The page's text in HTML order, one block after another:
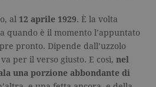
al 12 aprile 1929. È la volta
quando è il momento l’appuntato
pronto. Dipende dall’uzzolo
per il verso giusto. E così, nel
una porzione abbondante di